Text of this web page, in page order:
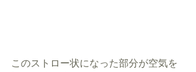
このストロー状になった部分が空気を